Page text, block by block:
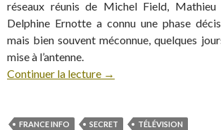
réseaux réunis de Michel Field,
Delphine Ernotte a connu une phase
mais bien souvent méconnue, quelques
mise à l’antenne.
Continuer la lecture →
FRANCE INFO SECRET TÉLÉVISION